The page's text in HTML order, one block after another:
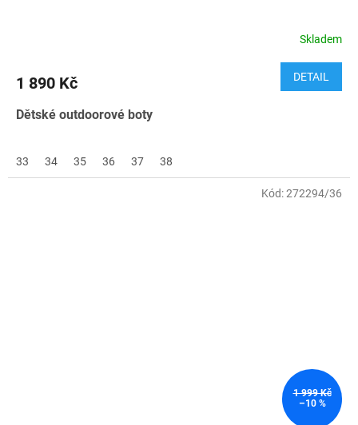
Skladem
1 890 Kč DETAIL
Dětské outdoorové boty
33 34 35 36 37 38
1 999 Kč
–10 %
Kód:272294/36